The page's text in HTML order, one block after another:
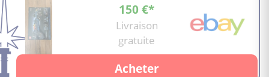
150 €*
Livraison
gratuite
Acheter